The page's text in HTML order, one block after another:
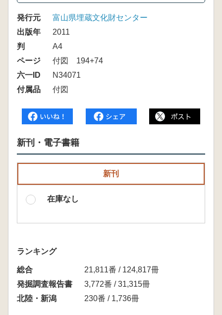
発行元
富山県埋蔵文化財センター
出版年
2011
判
A4
ページ
付図 194+74
六一ID
N34071
付属品
付図
新刊・電子書籍
新刊
在庫なし
ランキング
総合
21,811番 / 124,817冊
発掘調査報告書
3,772番 / 31,315冊
北陸・新潟
230番 / 1,736冊